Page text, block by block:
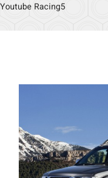
Youtube Racing5